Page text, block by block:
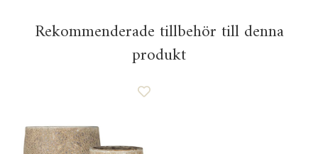
Rekommenderade tillbehör till denna
produkt